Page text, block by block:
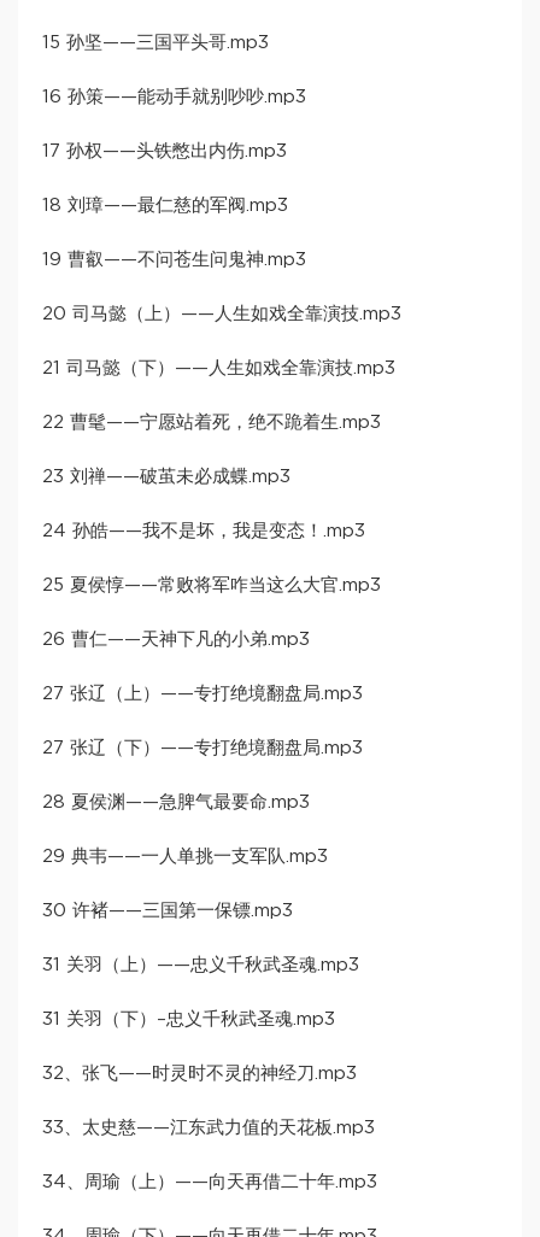
15 孙坚——三国平头哥.mp3
16 孙策——能动手就别吵吵.mp3
17 孙权——头铁憋出内伤.mp3
18 刘璋——最仁慈的军阀.mp3
19 曹叡——不问苍生问鬼神.mp3
20 司马懿（上）——人生如戏全靠演技.mp3
21 司马懿（下）——人生如戏全靠演技.mp3
22 曹髦——宁愿站着死，绝不跪着生.mp3
23 刘禅——破茧未必成蝶.mp3
24 孙皓——我不是坏，我是变态！.mp3
25 夏侯惇——常败将军咋当这么大官.mp3
26 曹仁——天神下凡的小弟.mp3
27 张辽（上）——专打绝境翻盘局.mp3
27 张辽（下）——专打绝境翻盘局.mp3
28 夏侯渊——急脾气最要命.mp3
29 典韦——一人单挑一支军队.mp3
30 许褚——三国第一保镖.mp3
31 关羽（上）——忠义千秋武圣魂.mp3
31 关羽（下）–忠义千秋武圣魂.mp3
32、张飞——时灵时不灵的神经刀.mp3
33、太史慈——江东武力值的天花板.mp3
34、周瑜（上）——向天再借二十年.mp3